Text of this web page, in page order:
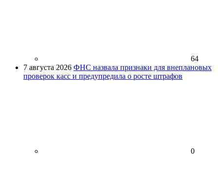
64
7 августа 2026 ФНС назвала признаки для внеплановых
проверок касс и предупредила о росте штрафов
0